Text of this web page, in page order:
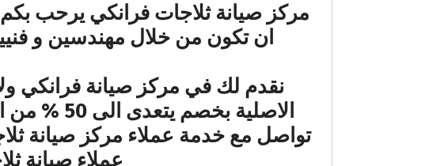
مركز صيانة ثلاجات فرانكي يرحب
ان تكون من خلال مهندسين و
نقدم لك في مركز صيانة فرانكي
الاصلية
تواصل مع خدمة عملاء مركز صيانة
عملاء صيانة